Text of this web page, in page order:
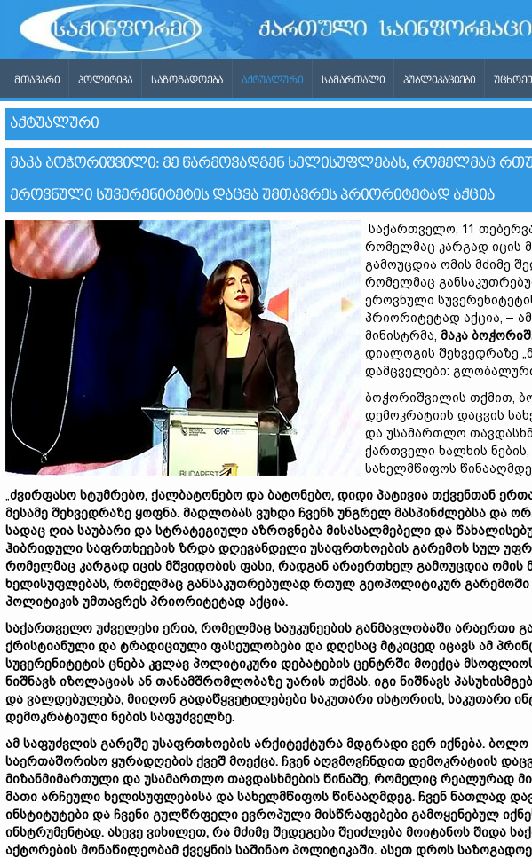
ᲛᲗᲐᲕᲐᲠᲘ ᲞᲝᲚᲘᲢᲘᲙᲐ ᲡᲐᲖᲝᲒᲐᲓᲝᲔᲑᲐ ᲐᲥᲢᲣᲐᲚᲣᲠᲘ ᲡᲐᲛᲐᲠᲗᲐᲚᲘ ᲞᲣᲑᲚᲘᲙᲐᲪᲘᲔᲑᲘ
ᲐᲥᲢᲣᲐᲚᲣᲠᲘ
ᲛᲐᲙᲐ ᲑᲝᲭᲝᲠᲘᲨᲕᲘᲚᲘ: ᲛᲔ ᲬᲐᲠᲛᲝᲕᲐᲓᲒᲔᲜ ᲮᲔᲚᲘᲡᲣᲤᲚᲔᲑᲐᲡ, ᲠᲝᲛᲔᲚᲛᲐᲪ
ᲔᲠᲝᲕᲜᲣᲚᲘ ᲡᲣᲕᲔᲠᲔᲜᲘᲢᲔᲢᲘᲡ ᲓᲐᲪᲕᲐ ᲣᲛᲗᲐᲕᲠᲔᲡ ᲞᲠᲘᲝᲠᲘᲢᲔᲢᲐᲓ ᲐᲥᲪᲘᲐ
საქართველო, 11
რომელმაც კარგად იცის
გამოუცდია ომის მძიმე
რომელმაც
ეროვნული
პრიორიტეტად აქცია, –
მინისტრმა, მაკა
დიალოგის შეხვედრაზე
დამცველები: გლობალური
ბოჭორიშვილის თქმით,
დემოკრატიის დაცვის
და უსამართლო
ქართველი ხალხის
სახელმწიფოს
„ძვირფასო სტუმრებო, ქალბატონებო და ბატონებო, დიდი პატივია თქვენთან
მესამე შეხვედრაზე ყოფნა. მადლობას ვუხდი ჩვენს უნგრელ მასპინძლებსა და
სადაც ღია საუბარი და სტრატეგიული აზროვნება მისასალმებელი და
ჰიბრიდული საფრთხეების ზრდა დღევანდელი უსაფრთხოების გარემოს სულ
რომელმაც კარგად იცის მშვიდობის ფასი, რადგან არაერთხელ გამოუცდია ომის
ხელისუფლებას, რომელმაც განსაკუთრებულად რთულ გეოპოლიტიკურ გარემოში
პოლიტიკის უმთავრეს პრიორიტეტად აქცია.
საქართველო უძველესი ერია, რომელმაც საუკუნეების განმავლობაში არაერთი
ქრისტიანული და ტრადიციული ფასეულობები და დღესაც მტკიცედ იცავს ამ
სუვერენიტეტის ცნება კვლავ პოლიტიკური დებატების ცენტრში მოექცა
ნიშნავს იზოლაციას ან თანამშრომლობაზე უარის თქმას. იგი ნიშნავს
და ვალდებულება, მიიღონ გადაწყვეტილებები საკუთარი ისტორიის, საკუთარი
დემოკრატიული ნების საფუძველზე.
ამ საფუძვლის გარეშე უსაფრთხოების არქიტექტურა მდგრადი ვერ იქნება. ბოლო
საერთაშორისო ყურადღების ქვეშ მოექცა. ჩვენ აღვმოვჩნდით დემოკრატიის
მიზანმიმართული და უსამართლო თავდასხმების წინაშე, რომელიც რეალურად
მათი არჩეული ხელისუფლებისა და სახელმწიფოს წინააღმდეგ. ჩვენ ნათლად
ინსტიტუტები და ჩვენი გულწრფელი ევროპული მისწრაფებები გამოყენებულ
ინსტრუმენტად. ასევე ვიხილეთ, რა მძიმე შედეგები შეიძლება მოიტანოს შიდა
აქტორების მონაწილეობამ ქვეყნის საშინაო პოლიტიკაში. ასეთ დროს